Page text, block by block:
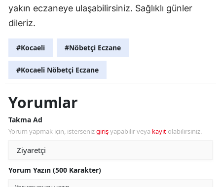
yakın eczaneye ulaşabilirsiniz. Sağlıklı günler
dileriz.
#Kocaeli #Nöbetçi Eczane
#Kocaeli Nöbetçi Eczane
Yorumlar
Takma Ad
Yorum yapmak için, istersenizgirişyapabilir veya kayıt olabilirsiniz.
Yorum Yazın (500 Karakter)